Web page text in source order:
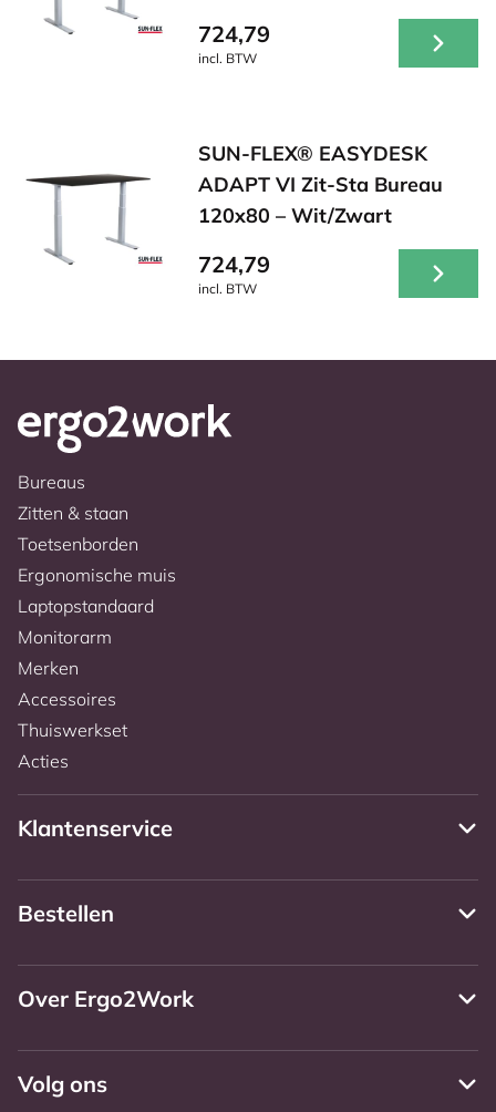
724,79
incl. BTW
SUN-FLEX® EASYDESK
ADAPT VI Zit-Sta Bureau
120x80 – Wit/Zwart
724,79
incl. BTW
Bureaus
Zitten & staan
Toetsenborden
Ergonomische muis
Laptopstandaard
Monitorarm
Merken
Accessoires
Thuiswerkset
Acties
Klantenservice
Bestellen
Over Ergo2Work
Volg ons